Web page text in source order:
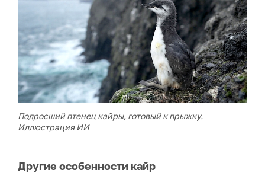
Подросший птенец кайры, готовый к прыжку.
Иллюстрация ИИ
Другие особенности кайр